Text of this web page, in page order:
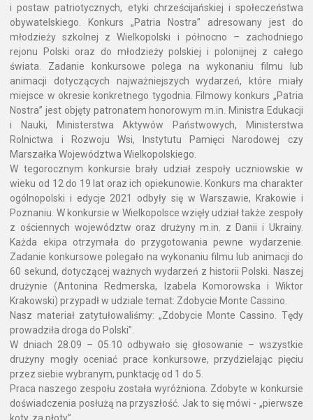
i postaw patriotycznych, etyki chrześcijańskiej i społeczeństwa
obywatelskiego. Konkurs „Patria Nostra” adresowany jest do
młodzieży szkolnej z Wielkopolski i północno – zachodniego
rejonu Polski oraz do młodzieży polskiej i polonijnej z całego
świata. Zadanie konkursowe polega na wykonaniu filmu lub
animacji dotyczących najważniejszych wydarzeń, które miały
miejsce w okresie konkretnego tygodnia. Filmowy konkurs „Patria
Nostra” jest objęty patronatem honorowym m.in. Ministra Edukacji
i Nauki, Ministerstwa Aktywów Państwowych, Ministerstwa
Rolnictwa i Rozwoju Wsi, Instytutu Pamięci Narodowej czy
Marszałka Województwa Wielkopolskiego.
W tegorocznym konkursie brały udział zespoły uczniowskie w
wieku od 12 do 19 lat oraz ich opiekunowie. Konkurs ma charakter
ogólnopolski i edycje 2021 odbyły się w Warszawie, Krakowie i
Poznaniu. W konkursie w Wielkopolsce wzięły udział także zespoły
z ościennych województw oraz drużyny m.in. z Danii i Ukrainy.
Każda ekipa otrzymała do przygotowania pewne wydarzenie.
Zadanie konkursowe polegało na wykonaniu filmu lub animacji do
60 sekund, dotyczącej ważnych wydarzeń z historii Polski. Naszej
drużynie (Antonina Redmerska, Izabela Komorowska i Wiktor
Krakowski) przypadł w udziale temat: Zdobycie Monte Cassino.
Nasz materiał zatytułowaliśmy: „Zdobycie Monte Cassino. Tędy
prowadziła droga do Polski”.
W dniach 28.09 – 05.10 odbywało się głosowanie – wszystkie
drużyny mogły oceniać prace konkursowe, przydzielając pięciu
przez siebie wybranym, punktację od 1 do 5.
Praca naszego zespołu została wyróżniona. Zdobyte w konkursie
doświadczenia posłużą na przyszłość. Jak to się mówi - „pierwsze